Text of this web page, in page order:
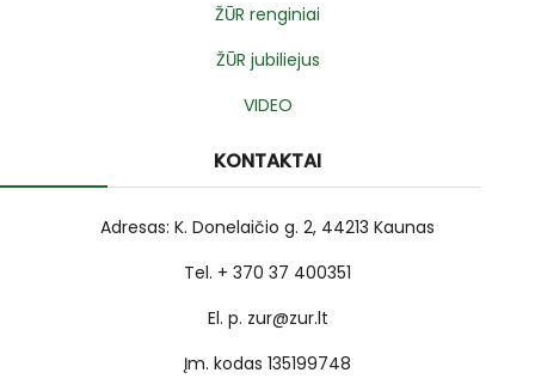
ŽŪR renginiai
ŽŪR jubiliejus
VIDEO
KONTAKTAI
Adresas: K. Donelaičio g. 2, 44213 Kaunas
Tel. + 370 37 400351
El. p. zur@zur.lt
Įm. kodas 135199748